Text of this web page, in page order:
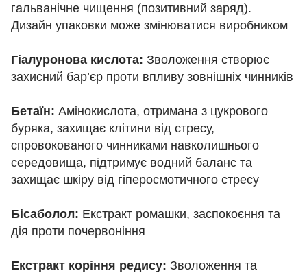
гальванічне чищення (позитивний заряд).
Дизайн упаковки може змінюватися виробником
Гіалуронова кислота: Зволоження створює
захисний бар’єр проти впливу зовнішніх чинників
Бетаїн: Амінокислота, отримана з цукрового
буряка, захищає клітини від стресу,
спровокованого чинниками навколишнього
середовища, підтримує водний баланс та
захищає шкіру від гіперосмотичного стресу
Бісаболол: Екстракт ромашки, заспокоєння та
дія проти почервоніння
Екстракт коріння редису: Зволоження та